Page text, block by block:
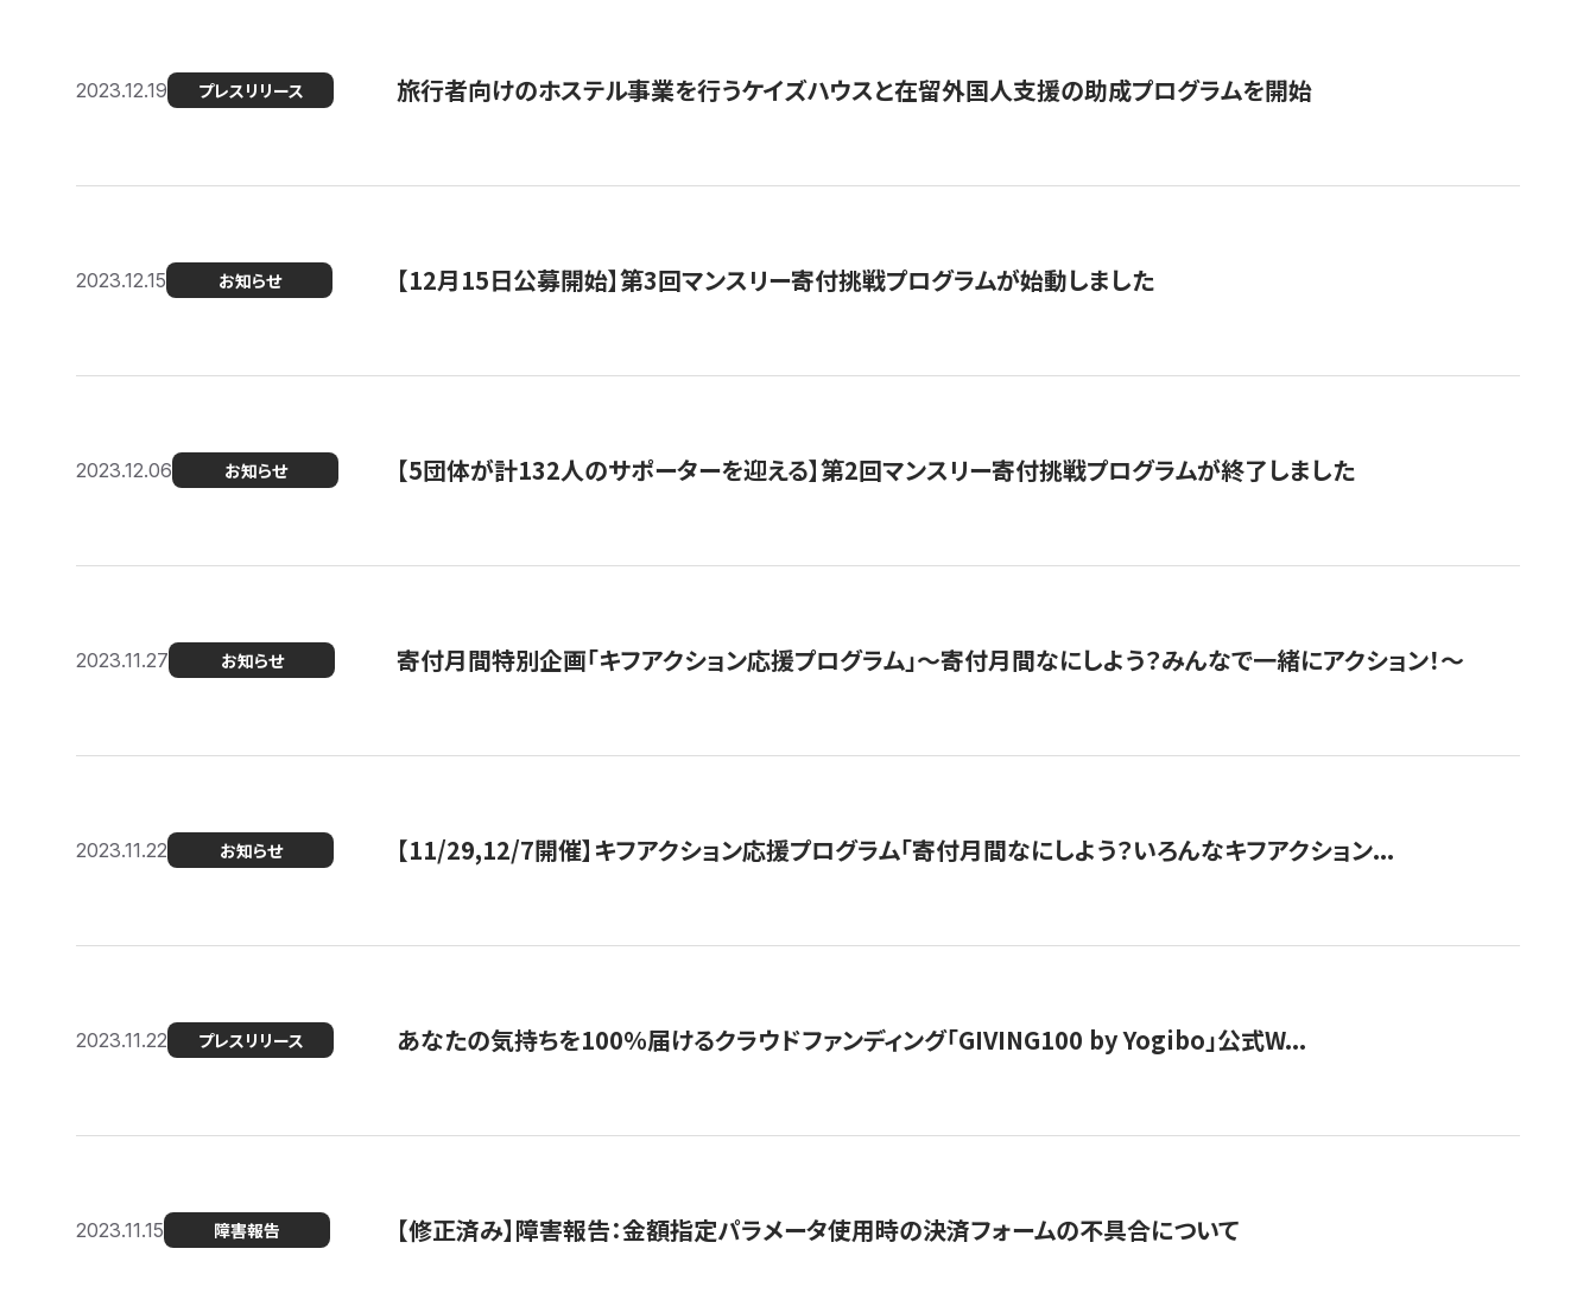
2023.12.19 プレスリリース 旅行者向けのホステル事業を行うケイズハウスと在留外国人支援の助成プログラムを開始
2023.12.15 お知らせ 【12月15日公募開始】第3回マンスリー寄付挑戦プログラムが始動しました
2023.12.06 お知らせ 【5団体が計132人のサポーターを迎える】第2回マンスリー寄付挑戦プログラムが終了しました
2023.11.27 お知らせ 寄付月間特別企画「キフアクション応援プログラム」〜寄付月間なにしよう？みんなで一緒にアクション！〜
2023.11.22 お知らせ 【11/29,12/7開催】キフアクション応援プログラム「寄付月間なにしよう？いろんなキフアクション...
2023.11.22 プレスリリース あなたの気持ちを100％届けるクラウドファンディング「GIVING100 by Yogibo」公式W...
2023.11.15 障害報告 【修正済み】障害報告：金額指定パラメータ使用時の決済フォームの不具合について